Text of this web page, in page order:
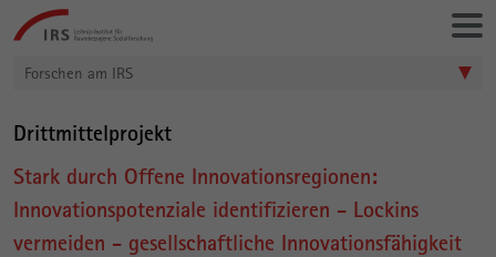
Gehe
direkt
Leibniz-
Institut
Forschen am IRS
Drittmittelprojekt
Stark durch Offene Innovationsregionen:
Innovationspotenziale identifizieren - Lockins
vermeiden - gesellschaftliche Innovationsfähigkeit